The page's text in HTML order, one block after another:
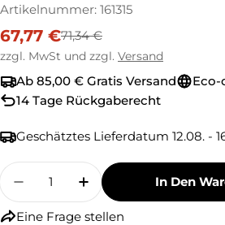
Artikelnummer: 161315
Verkaufspreis
67,77 €
Regulärer
Preis
71,34 €
zzgl. MwSt und zzgl. Versand
Ab 85,00 € Gratis Versand
Eco-
14 Tage Rückgaberecht
Geschätztes Lieferdatum 12.08. -
Menge
Menge Für My Green
Menge Für My
In Den
Eine Frage stellen